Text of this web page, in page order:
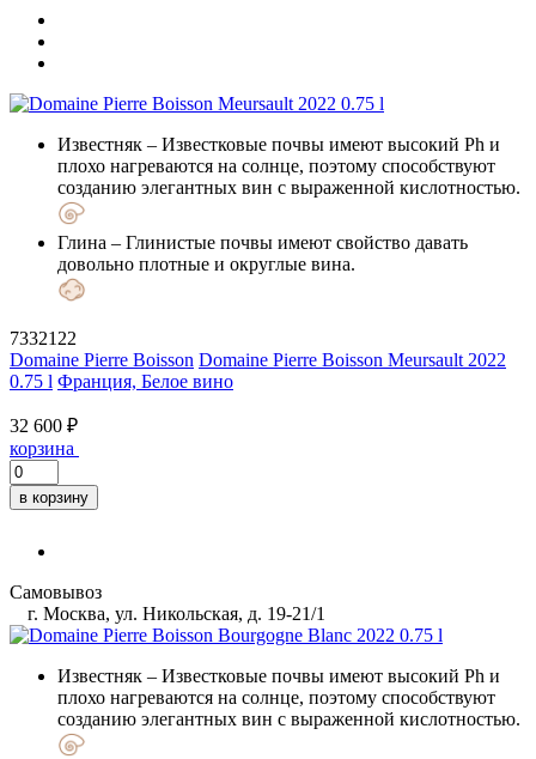
Известняк – Известковые почвы имеют высокий Ph и
плохо нагреваются на солнце, поэтому способствуют
созданию элегантных вин с выраженной кислотностью.
Глина – Глинистые почвы имеют свойство давать
довольно плотные и округлые вина.
7332122
Domaine Pierre Boisson Domaine Pierre Boisson Meursault 2022
0.75 l Франция, Белое вино
32 600 ₽
корзина
в корзину
Самовывоз
г. Москва, ул. Никольская, д. 19-21/1
Известняк – Известковые почвы имеют высокий Ph и
плохо нагреваются на солнце, поэтому способствуют
созданию элегантных вин с выраженной кислотностью.